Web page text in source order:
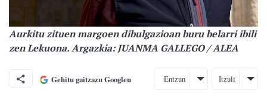
Aurkitu zituen margoen dibulgazioan buru belarri ibili
zen Lekuona. Argazkia: JUANMA GALLEGO / ALEA
Gehitu gaitzazu Googlen Entzun Itzuli